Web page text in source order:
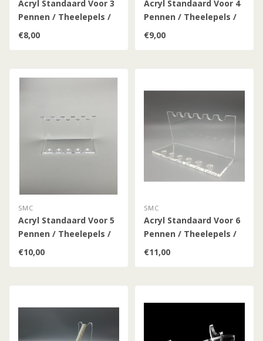
Acryl Standaard Voor 3
Pennen / Theelepels /
Hulzen
€8,00
Acryl Standaard Voor 4
Pennen / Theelepels /
Hulzen
€9,00
SMC
Acryl Standaard Voor 5
Pennen / Theelepels /
Hulzen
€10,00
SMC
Acryl Standaard Voor 6
Pennen / Theelepels /
Hulzen
€11,00